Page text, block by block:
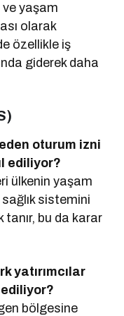
ve yaşam
olarak
özellikle iş
giderek daha
oturum izni
ediliyor?
ülkenin yaşam
sistemini
bu da karar
yatırımcılar
bölgesine